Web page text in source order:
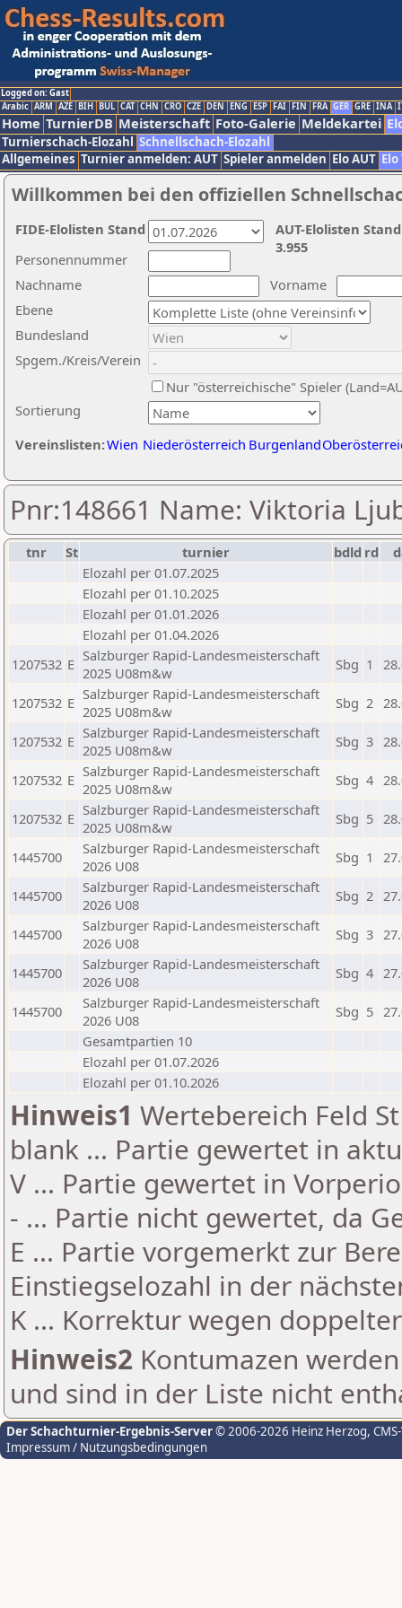
Logged on: Gast
Arabic ARM AZE BIH BUL CAT CHN CRO CZE DEN ENG ESP FAI FIN FRA GER GRE INA
Home TurnierDB Meisterschaft Foto-Galerie Meldekartei
Turnierschach-Elozahl Schnellschach-Elozahl
Allgemeines Turnier anmelden: AUT Spieler anmelden Elo AUT
Willkommen bei den offiziellen
Nachname
Vorname
Ebene
Sortierung
Personennummer
Bundesland
Spgem./Kreis/Verein
Nur "österreichische" Spieler
Vereinslisten:Wien Niederösterreich Burgenland
AUT-Elolisten
3.955
FIDE-Elolisten Stand
Pnr:148661 Name: Viktoria
tnr St turnier bdld rd
Elozahl per 01.07.2025
Elozahl per 01.10.2025
Elozahl per 01.01.2026
Elozahl per 01.04.2026
1207532 E Salzburger Rapid-Landesmeisterschaft
2025 U08m&w
Sbg 1
1207532 E Salzburger Rapid-Landesmeisterschaft
2025 U08m&w
Sbg 2
1207532 E Salzburger Rapid-Landesmeisterschaft
2025 U08m&w
Sbg 3
1207532 E Salzburger Rapid-Landesmeisterschaft
2025 U08m&w
Sbg 4
1207532 E Salzburger Rapid-Landesmeisterschaft
2025 U08m&w
Sbg 5
1445700
Salzburger Rapid-Landesmeisterschaft
2026 U08
Sbg 1
1445700
Salzburger Rapid-Landesmeisterschaft
2026 U08
Sbg 2
1445700
Salzburger Rapid-Landesmeisterschaft
2026 U08
Sbg 3
1445700
Salzburger Rapid-Landesmeisterschaft
2026 U08
Sbg 4
1445700
Salzburger Rapid-Landesmeisterschaft
2026 U08
Sbg 5
Gesamtpartien 10
Elozahl per 01.07.2026
Elozahl per 01.10.2026
Hinweis1 Wertebereich Feld
blank ... Partie gewertet in
V ... Partie gewertet in
- ... Partie nicht gewertet, da
E ... Partie vorgemerkt zur
Einstiegselozahl in der
K ... Korrektur wegen
Hinweis2 Kontumazen
und sind in der Liste nicht
Der Schachturnier-Ergebnis-Server© 2006-2026 Heinz Herzog,
Impressum / Nutzungsbedingungen